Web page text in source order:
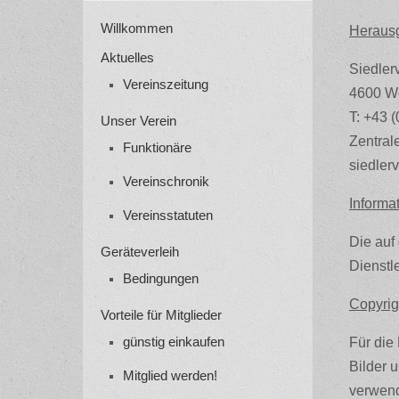
4600
T: +43
Die
Für die
Bilder
Willkommen
Aktuelles
Vereinszeitung
Unser Verein
Funktionäre
Vereinschronik
Vereinsstatuten
Geräteverleih
Bedingungen
Vorteile für Mitglieder
günstig einkaufen
Mitglied werden!